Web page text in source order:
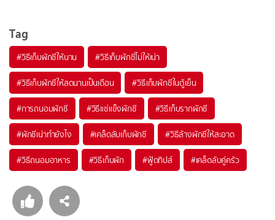
Tag
#วิธีเก็บผักชีให้นาน #วิธีเก็บผักชีไม่ให้เน่า
#วิธีเก็บผักชีให้สดนานเป็นเดือน #วิธีเก็บผักชีในตู้เย็น
#การถนอมผักชี #วิธีแช่แข็งผักชี #วิธีเก็บรากผักชี
#ผักชีเน่าทำยังไง #เคล็ดลับเก็บผักชี #วิธีล้างผักชีให้สะอาด
#วิธีถนอมอาหาร #วิธีเก็บผัก #ฟู้ดทิปส์ #เคล็ดลับคู่ครัว